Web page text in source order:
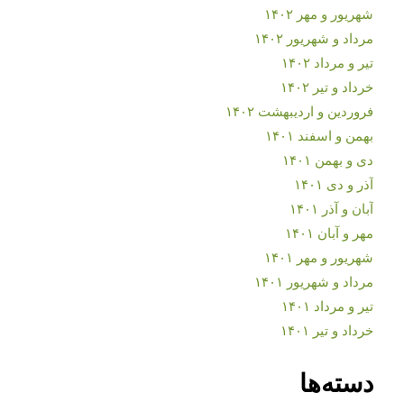
شهریور و مهر ۱۴۰۲
مرداد و شهریور ۱۴۰۲
تیر و مرداد ۱۴۰۲
خرداد و تیر ۱۴۰۲
فروردین و اردیبهشت ۱۴۰۲
بهمن و اسفند ۱۴۰۱
دی و بهمن ۱۴۰۱
آذر و دی ۱۴۰۱
آبان و آذر ۱۴۰۱
مهر و آبان ۱۴۰۱
شهریور و مهر ۱۴۰۱
مرداد و شهریور ۱۴۰۱
تیر و مرداد ۱۴۰۱
خرداد و تیر ۱۴۰۱
دسته‌ها